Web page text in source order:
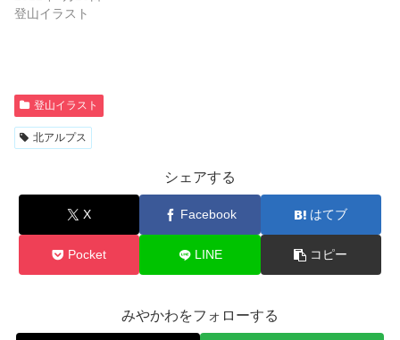
登山イラスト
登山イラスト
北アルプス
シェアする
X Facebook はてブ
Pocket LINE コピー
みやかわをフォローする